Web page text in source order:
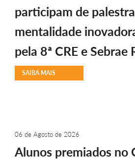
participam de
mentalidade
pela 8ª CRE e Sebrae
SAIBA MAIS
06 de Agosto de 2026
Alunos premiados no